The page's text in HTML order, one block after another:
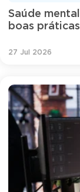
Saúde
boas práticas
27 Jul 2026